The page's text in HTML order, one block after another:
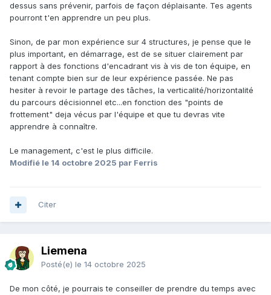
dessus sans prévenir, parfois de façon déplaisante. Tes agents
pourront t'en apprendre un peu plus.
Sinon, de par mon expérience sur 4 structures, je pense que le
plus important, en démarrage, est de se situer clairement par
rapport à des fonctions d'encadrant vis à vis de ton équipe, en
tenant compte bien sur de leur expérience passée. Ne pas
hesiter à revoir le partage des tâches, la verticalité/horizontalité
du parcours décisionnel etc...en fonction des "points de
frottement" deja vécus par l'équipe et que tu devras vite
apprendre à connaître.
Le management, c'est le plus difficile.
Modifié le 14 octobre 2025 par Ferris
Citer
Liemena
Posté(e) le 14 octobre 2025
De mon côté, je pourrais te conseiller de prendre du temps avec